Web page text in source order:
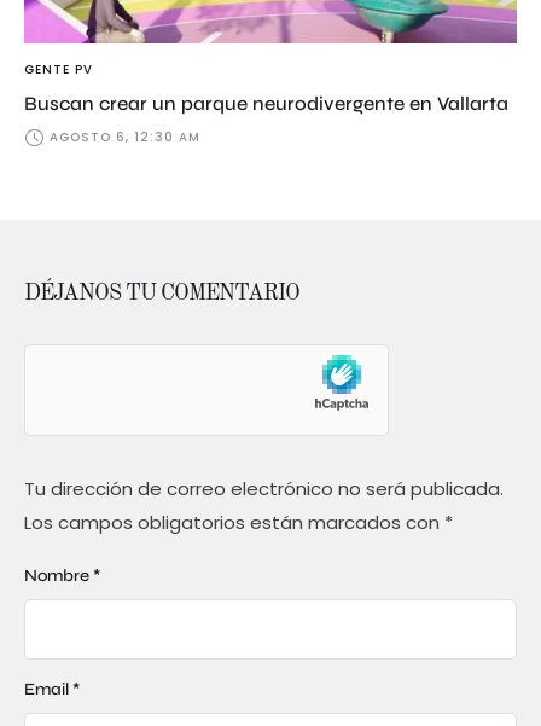
GENTE PV
Buscan crear un parque neurodivergente en Vallarta
AGOSTO 6, 12:30 AM
DÉJANOS TU COMENTARIO
Tu dirección de correo electrónico no será publicada.
Los campos obligatorios están marcados con *
Nombre *
Email *